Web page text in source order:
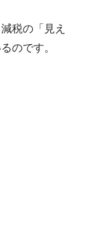
税の「見え
のです。